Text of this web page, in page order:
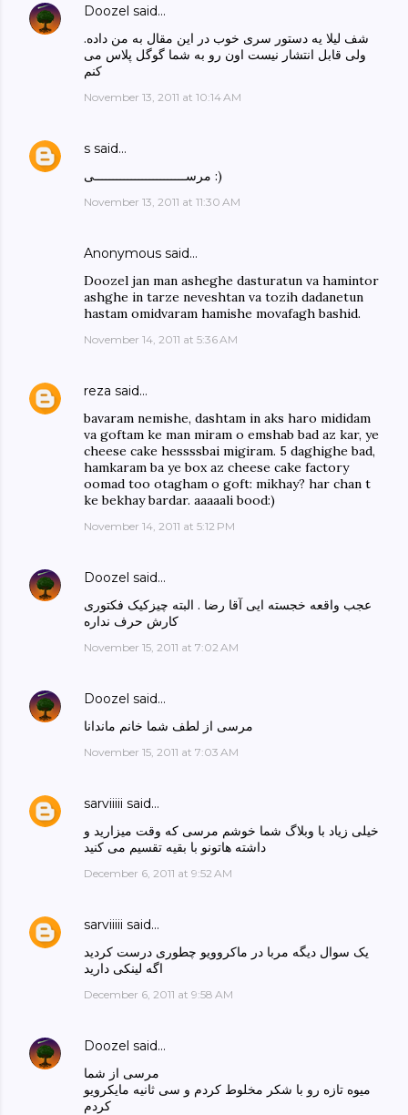
Doozel said…
شف لیلا یه دستور سری خوب در این مقال به من داده.
ولی قابل انتشار نیست اون رو به شما گوگل پلاس می
کنم
November 13, 2011 at 10:14 AM
s said…
مرســـــــــــــــــــــــــی :)
November 13, 2011 at 11:30 AM
Anonymous said…
Doozel jan man asheghe dasturatun va hamintor
ashghe in tarze neveshtan va tozih dadanetun
hastam omidvaram hamishe movafagh bashid.
November 14, 2011 at 5:36 AM
reza said…
bavaram nemishe, dashtam in aks haro mididam
va goftam ke man miram o emshab bad az kar, ye
cheese cake hessssbai migiram. 5 daghighe bad,
hamkaram ba ye box az cheese cake factory
oomad too otagham o goft: mikhay? har chan t
ke bekhay bardar. aaaaali bood:)
November 14, 2011 at 5:12 PM
Doozel said…
عجب واقعه خجسته ایی آقا رضا . البته چیزکیک فکتوری
کارش حرف نداره
November 15, 2011 at 7:02 AM
Doozel said…
مرسی از لطف شما خانم ماندانا
November 15, 2011 at 7:03 AM
sarviiiii said…
خیلی زیاد با وبلاگ شما خوشم مرسی که وقت میزارید و
داشته هاتونو با بقیه تقسیم می کنید
December 6, 2011 at 9:52 AM
sarviiiii said…
یک سوال دیگه مربا در ماکروویو چطوری درست کردید
اگه لینکی دارید
December 6, 2011 at 9:58 AM
Doozel said…
مرسی از شما
میوه تازه رو با شکر مخلوط کردم و سی ثانیه مایکرویو
کردم